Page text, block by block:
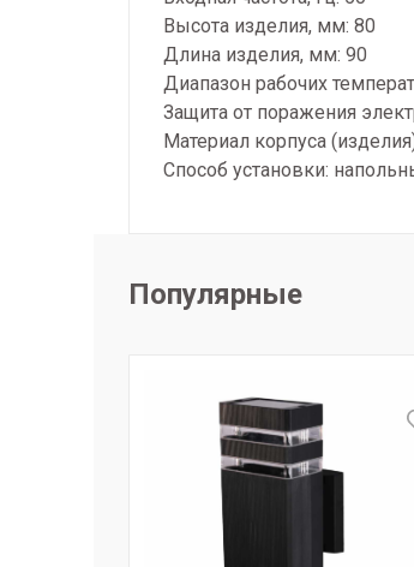
Высота изделия, мм: 80
Длина изделия, мм: 90
Диапазон рабочих
Защита от поражения
Материал корпуса
Способ установки:
Популярные